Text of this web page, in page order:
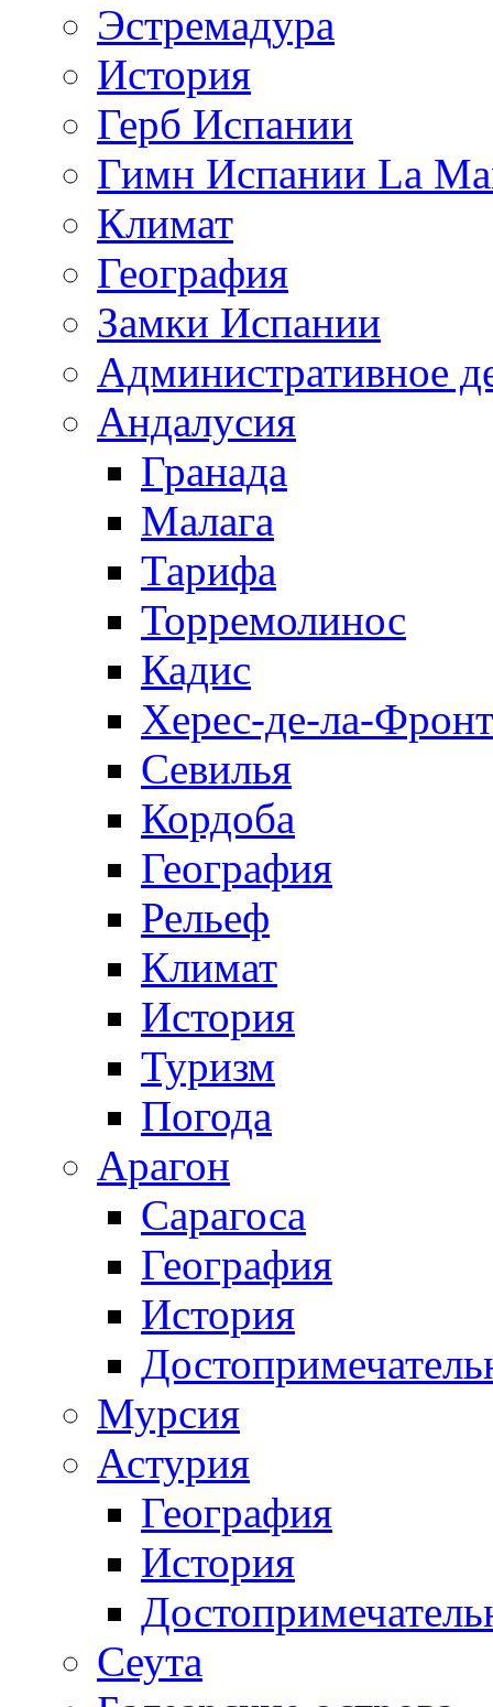
Эстремадура
История
Герб Испании
Гимн Испании La
Климат
География
Замки Испании
Административное
Андалусия
Гранада
Малага
Тарифа
Торремолинос
Кадис
Херес-де-ла-
Севилья
Кордоба
География
Рельеф
Климат
История
Туризм
Погода
Арагон
Сарагоса
География
История
Мурсия
Астурия
География
История
Сеута